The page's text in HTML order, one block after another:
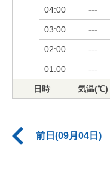
04:00 ---
03:00 ---
02:00 ---
01:00 ---
日時 気温(℃)
前日(09月04日)